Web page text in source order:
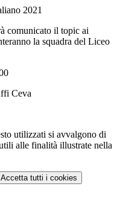
2021
comunicato il topic ai
la squadra del Liceo
utilizzati si avvalgono di
alle finalità illustrate nella
Accetta tutti i cookies